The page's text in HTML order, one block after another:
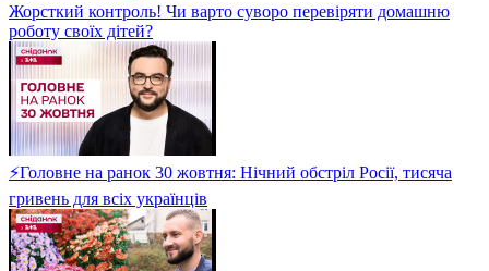
Жорсткий контроль! Чи варто суворо перевіряти домашню
роботу своїх дітей?
⚡Головне на ранок 30 жовтня: Нічний обстріл Росії, тисяча
гривень для всіх українців